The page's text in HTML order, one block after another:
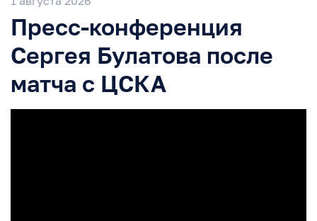
Пресс-конференция
Сергея Булатова после
матча с ЦСКА